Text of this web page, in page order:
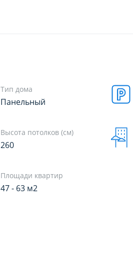
Тип дома
Панельный
Высота потолков (см)
260
Площади квартир
47 - 63 м2